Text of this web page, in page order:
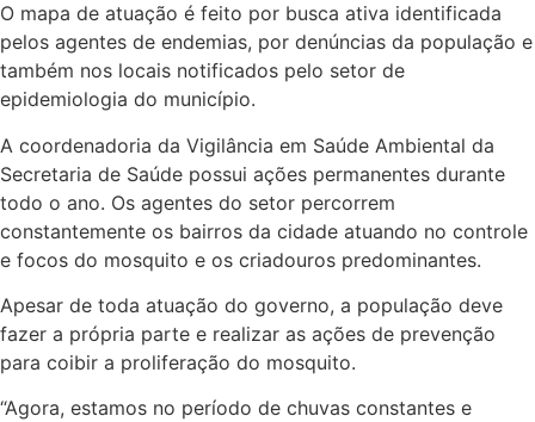
O mapa de atuação é feito por busca ativa identificada
pelos agentes de endemias, por denúncias da população e
também nos locais notificados pelo setor de
epidemiologia do município.
A coordenadoria da Vigilância em Saúde Ambiental da
Secretaria de Saúde possui ações permanentes durante
todo o ano. Os agentes do setor percorrem
constantemente os bairros da cidade atuando no controle
e focos do mosquito e os criadouros predominantes.
Apesar de toda atuação do governo, a população deve
fazer a própria parte e realizar as ações de prevenção
para coibir a proliferação do mosquito.
“Agora, estamos no período de chuvas constantes e